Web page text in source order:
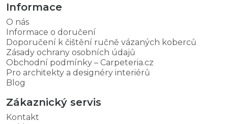
Informace
O nás
Informace o doručení
Doporučení k čištění ručně vázaných koberců
Zásady ochrany osobních údajů
Obchodní podmínky – Carpeteria.cz
Pro architekty a designéry interiérů
Blog
Zákaznický servis
Kontakt